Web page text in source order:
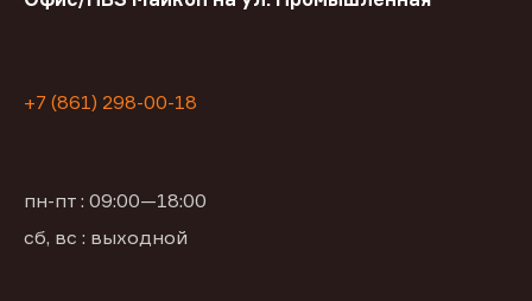
+7 (861) 298-00-18
пн-пт : 09:00—18:00
сб, вс : выходной